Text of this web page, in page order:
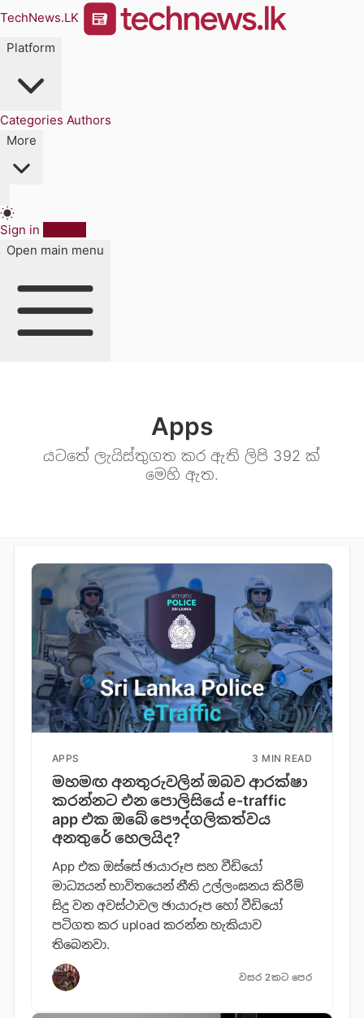
TechNews.LK
Platform
Categories Authors
More
Sign in
Open main menu
Apps
යටතේ ලැයිස්තුගත කර ඇති ලිපි 392 ක්
මෙහි ඇත.
APPS 3 MIN READ
මහමඟ අනතුරුවලින් ඔබව ආරක්ෂා
කරන්නට එන පොලිසියේ e-traffic
app එ​ක ඔබේ පෞද්ගලිකත්වය
අනතුරේ හෙලයිද?
App එක ඔස්සේ ඡායාරූප සහ වීඩියෝ
මාධ්‍යයන් භාවිතයෙන් නීති උල්ලංඝනය කිරීම්
සිදු වන අවස්ථාවල ඡායාරූප හෝ වීඩියෝ
පටිගත කර upload කරන්න හැකියාව
තිබෙනවා.
වසර 2කට පෙර